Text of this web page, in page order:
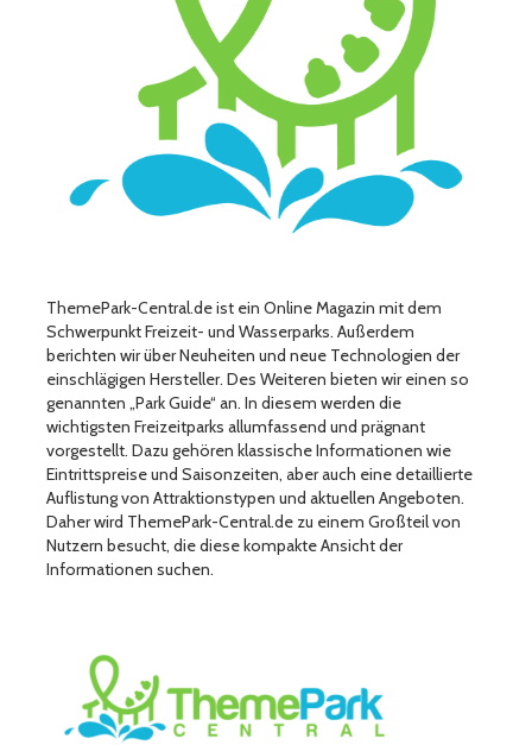
ThemePark-Central.de ist ein Online Magazin mit dem
Schwerpunkt Freizeit- und Wasserparks. Außerdem
berichten wir über Neuheiten und neue Technologien der
einschlägigen Hersteller. Des Weiteren bieten wir einen so
genannten „Park Guide“ an. In diesem werden die
wichtigsten Freizeitparks allumfassend und prägnant
vorgestellt. Dazu gehören klassische Informationen wie
Eintrittspreise und Saisonzeiten, aber auch eine detaillierte
Auflistung von Attraktionstypen und aktuellen Angeboten.
Daher wird ThemePark-Central.de zu einem Großteil von
Nutzern besucht, die diese kompakte Ansicht der
Informationen suchen.